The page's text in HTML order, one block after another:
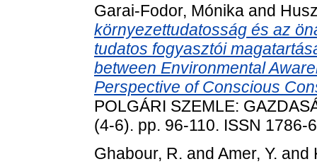
Garai-Fodor, Mónika and
környezettudatosság és az
tudatos fogyasztói
between Environmental
Perspective of Conscious
POLGÁRI SZEMLE:
(4-6). pp. 96-110. ISSN 1786-
Ghabour, R. and Amer, Y. and